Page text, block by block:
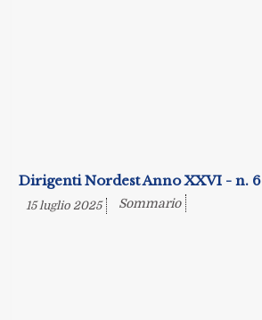
Dirigenti Nordest Anno XXVI - n. 6
15 luglio 2025 Sommario